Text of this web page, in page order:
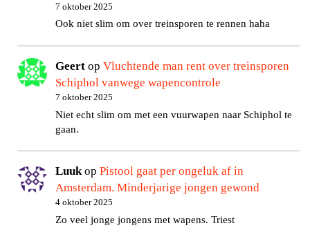
7 oktober 2025
Ook niet slim om over treinsporen te rennen haha
Geert opVluchtende man rent over treinsporen
Schiphol vanwege wapencontrole
7 oktober 2025
Niet echt slim om met een vuurwapen naar Schiphol te
gaan.
LuukopPistool gaat per ongeluk af in
Amsterdam. Minderjarige jongen gewond
4 oktober 2025
Zo veel jonge jongens met wapens. Triest